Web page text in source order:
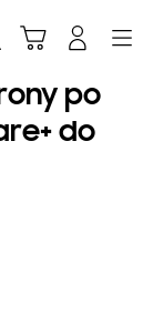
po
do